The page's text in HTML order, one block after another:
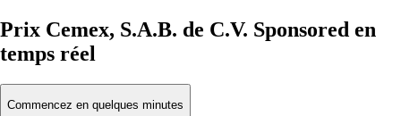
Prix Cemex, S.A.B. de C.V. Sponsored en
temps réel
Commencez en quelques minutes